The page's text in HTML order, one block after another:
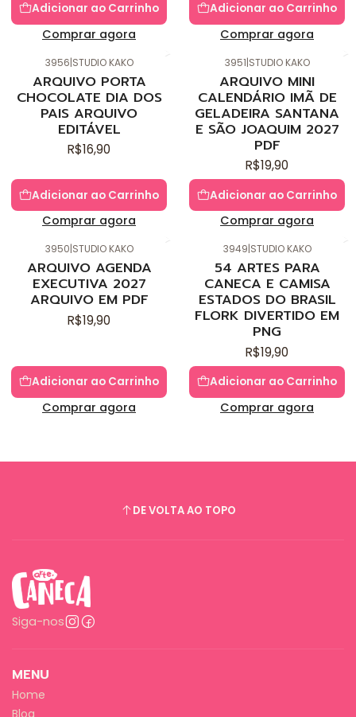
Adicionar ao Carrinho
Comprar agora
Adicionar ao Carrinho
Comprar agora
3956|STUDIO KAKO
ARQUIVO PORTA
CHOCOLATE DIA DOS
PAIS ARQUIVO
EDITÁVEL
R$16,90
Adicionar ao Carrinho
Comprar agora
3951|STUDIO KAKO
ARQUIVO MINI
CALENDÁRIO IMÃ DE
GELADEIRA SANTANA
E SÃO JOAQUIM 2027
PDF
R$19,90
Adicionar ao Carrinho
Comprar agora
3950|STUDIO KAKO
ARQUIVO AGENDA
EXECUTIVA 2027
ARQUIVO EM PDF
R$19,90
Adicionar ao Carrinho
Comprar agora
3949|STUDIO KAKO
54 ARTES PARA
CANECA E CAMISA
ESTADOS DO BRASIL
FLORK DIVERTIDO EM
PNG
R$19,90
Adicionar ao Carrinho
Comprar agora
DE VOLTA AO TOPO
Siga-nos
MENU
Home
Blog